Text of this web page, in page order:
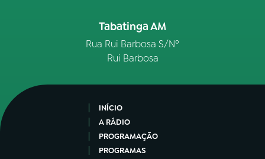
Tabatinga AM
Rua Rui Barbosa S/Nº
Rui Barbosa
INÍCIO
A RÁDIO
PROGRAMAÇÃO
PROGRAMAS